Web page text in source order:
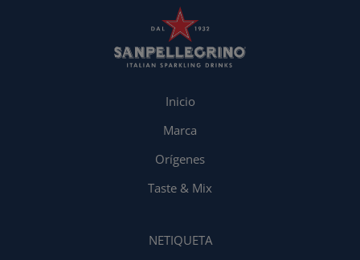
Inicio
Marca
Orígenes
Taste & Mix
NETIQUETA